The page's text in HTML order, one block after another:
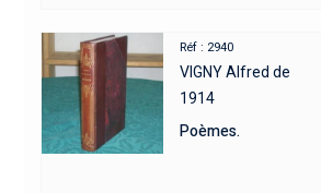
Réf : 2940
VIGNY Alfred de
1914
Poèmes.